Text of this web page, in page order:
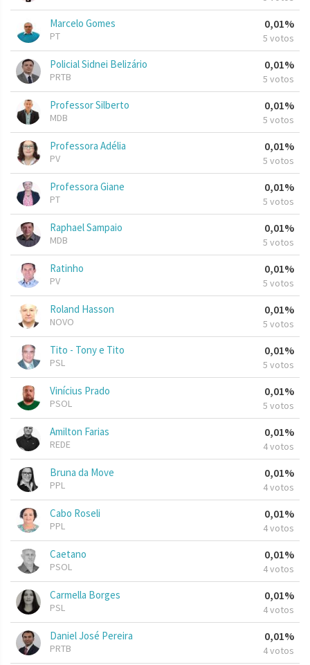
Marcelo Gomes
PT
0,01%
5 votos
Policial Sidnei Belizário
PRTB
0,01%
5 votos
Professor Silberto
MDB
0,01%
5 votos
Professora Adélia
PV
0,01%
5 votos
Professora Giane
PT
0,01%
5 votos
Raphael Sampaio
MDB
0,01%
5 votos
Ratinho
PV
0,01%
5 votos
Roland Hasson
NOVO
0,01%
5 votos
Tito - Tony e Tito
PSL
0,01%
5 votos
Vinícius Prado
PSOL
0,01%
5 votos
Amilton Farias
REDE
0,01%
4 votos
Bruna da Move
PPL
0,01%
4 votos
Cabo Roseli
PPL
0,01%
4 votos
Caetano
PSOL
0,01%
4 votos
Carmella Borges
PSL
0,01%
4 votos
Daniel José Pereira
PRTB
0,01%
4 votos